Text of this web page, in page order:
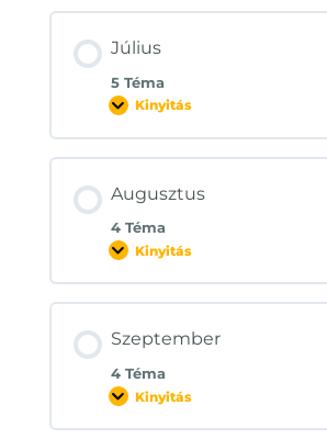
Július
5 Téma
Kinyitás
Július
Augusztus
4 Téma
Kinyitás
Augusztus
Szeptember
4 Téma
Kinyitás
Szeptember